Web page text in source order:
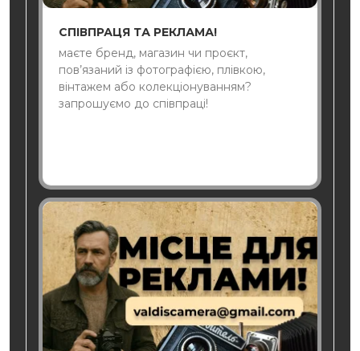
СПІВПРАЦЯ ТА РЕКЛАМА!
маєте бренд, магазин чи проєкт,
пов’язаний із фотографією, плівкою,
вінтажем або колекціонуванням?
запрошуємо до співпраці!